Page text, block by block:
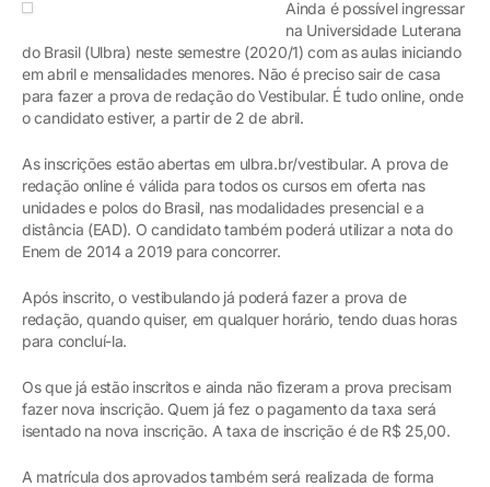
Ainda é possível ingressar
na Universidade Luterana
do Brasil (Ulbra) neste semestre (2020/1) com as aulas iniciando
em abril e mensalidades menores. Não é preciso sair de casa
para fazer a prova de redação do Vestibular. É tudo online, onde
o candidato estiver, a partir de 2 de abril.
As inscrições estão abertas em ulbra.br/vestibular. A prova de
redação online é válida para todos os cursos em oferta nas
unidades e polos do Brasil, nas modalidades presencial e a
distância (EAD). O candidato também poderá utilizar a nota do
Enem de 2014 a 2019 para concorrer.
Após inscrito, o vestibulando já poderá fazer a prova de
redação, quando quiser, em qualquer horário, tendo duas horas
para concluí-la.
Os que já estão inscritos e ainda não fizeram a prova precisam
fazer nova inscrição. Quem já fez o pagamento da taxa será
isentado na nova inscrição. A taxa de inscrição é de R$ 25,00.
A matrícula dos aprovados também será realizada de forma